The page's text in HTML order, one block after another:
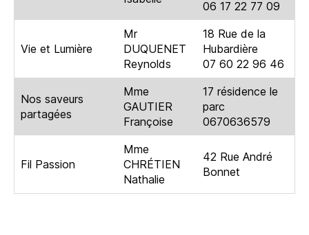
06 17 22 77 09
Vie et Lumière
Mr
DUQUENET
Reynolds
18 Rue de la
Hubardière
07 60 22 96 46
Nos saveurs
partagées
Mme
GAUTIER
Françoise
17 résidence le
parc
0670636579
Fil Passion
Mme
CHRÉTIEN
Nathalie
42 Rue André
Bonnet